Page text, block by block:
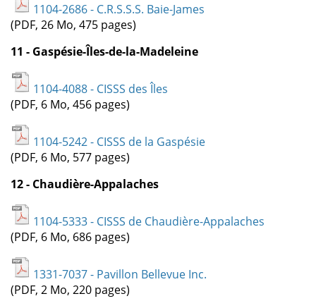
1104-2686 - C.R.S.S.S. Baie-James
(PDF, 26 Mo, 475 pages)
11 - Gaspésie-Îles-de-la-Madeleine
1104-4088 - CISSS des Îles
(PDF, 6 Mo, 456 pages)
1104-5242 - CISSS de la Gaspésie
(PDF, 6 Mo, 577 pages)
12 - Chaudière-Appalaches
1104-5333 - CISSS de Chaudière-Appalaches
(PDF, 6 Mo, 686 pages)
1331-7037 - Pavillon Bellevue Inc.
(PDF, 2 Mo, 220 pages)